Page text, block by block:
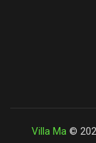
Villa Ma©